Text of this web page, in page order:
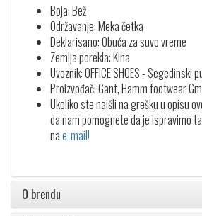
Boja: Bež
Održavanje: Meka četka
Deklarisano: Obuća za suvo vreme
Zemlja porekla: Kina
Uvoznik: OFFICE SHOES - Segedinski
Proizvođač: Gant, Hamm footwear
Ukoliko ste naišli na grešku u opisu
da nam pomognete da je ispravimo
nae-mail!
O brendu